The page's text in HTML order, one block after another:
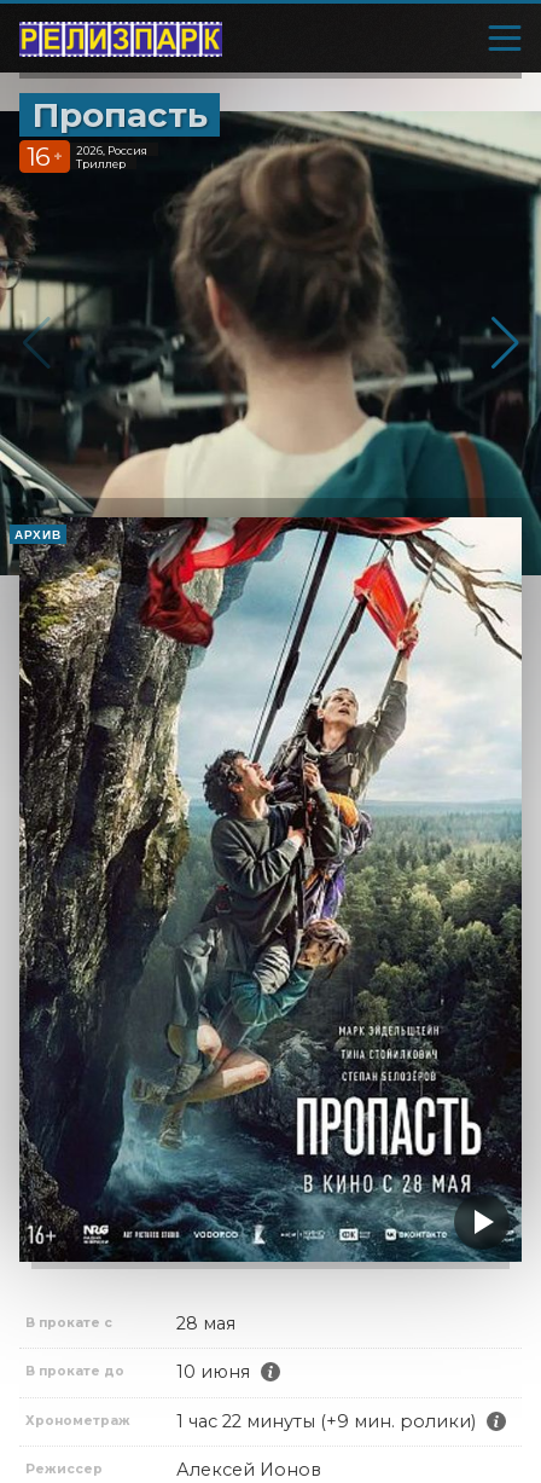
Пропасть
16 +
2026, Россия
Триллер
АРХИВ
В прокате с 28 мая
В прокате до 10 июня
Хронометраж 1 час 22 минуты (+9 мин. ролики)
Режиссер Алексей Ионов